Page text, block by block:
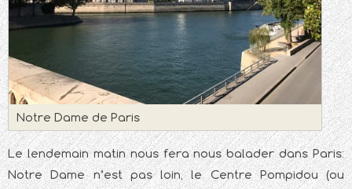
Notre Dame de Paris
Le lendemain matin nous fera nous balader dans Paris:
Notre Dame n’est pas loin, le Centre Pompidou (ou